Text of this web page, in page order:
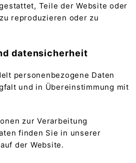
Teile der Website oder
reproduzieren oder zu
datensicherheit
personenbezogene Daten
und in Übereinstimmung mit
zur Verarbeitung
finden Sie in unserer
der Website.